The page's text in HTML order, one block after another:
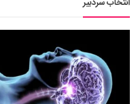
انتخاب سردبیر